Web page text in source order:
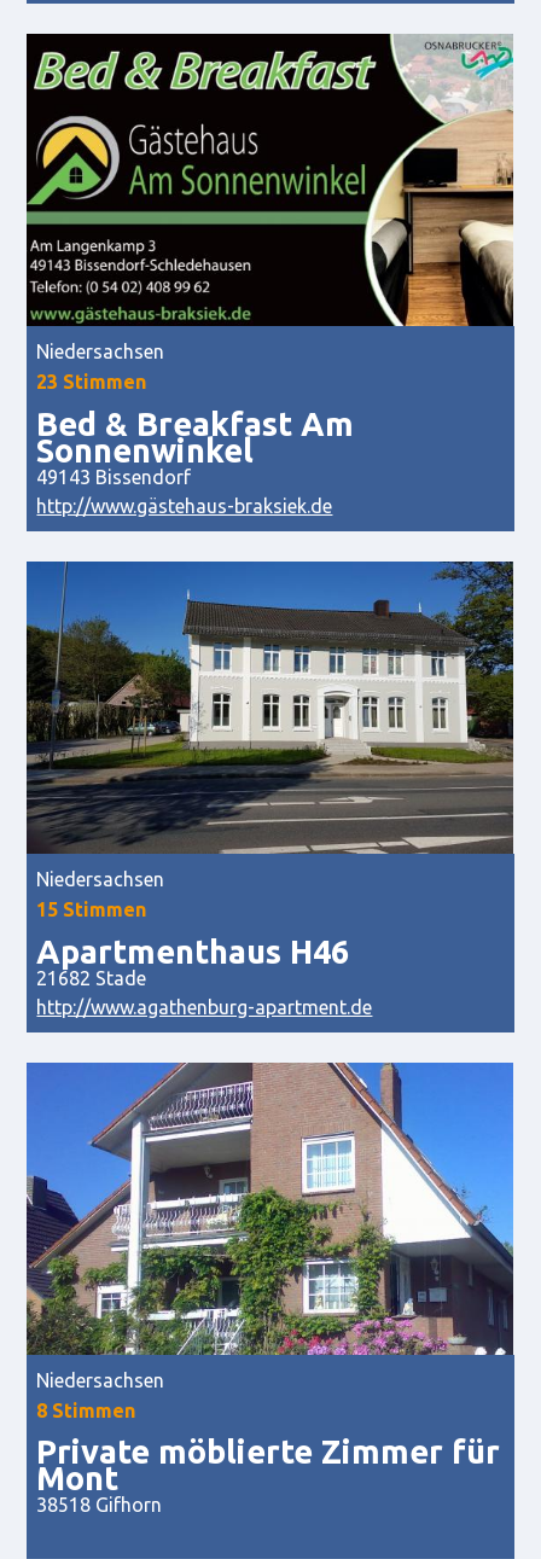
Niedersachsen
23 Stimmen
Bed & Breakfast Am
Sonnenwinkel
49143 Bissendorf
http://www.gästehaus-braksiek.de
Niedersachsen
15 Stimmen
Apartmenthaus H46
21682 Stade
http://www.agathenburg-apartment.de
Niedersachsen
8 Stimmen
Private möblierte Zimmer für
Mont
38518 Gifhorn